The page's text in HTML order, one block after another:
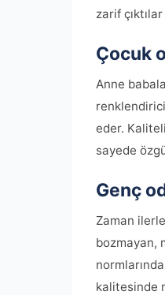
zarif
Çocuk
Anne
eder.
sayede
Genç
Zaman
bozmayan,
kalitesinde